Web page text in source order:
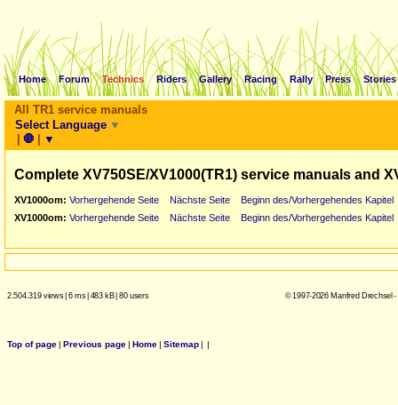
Home Forum Technics Riders Gallery Racing Rally Press Stories
All TR1 service manuals
Select Language ▼
| 🛑 | ▼
Complete XV750SE/XV1000(TR1) service manuals and
XV1000om: Vorhergehende Seite Nächste Seite
Beginn des/Vorhergehendes Kapitel
XV1000om: Vorhergehende Seite Nächste Seite Beginn des/Vorhergehendes Kapitel
2.504.319 views| 6 ms| 483 kB| 80 users © 1997-2026 Manfred Drechsel
Top of page| Previous page| Home| Sitemap| |